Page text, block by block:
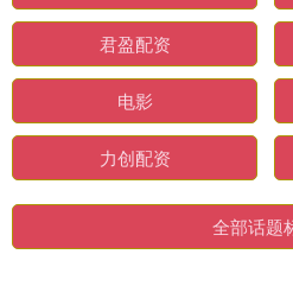
君盈配资
电影
力创配资
全部话题